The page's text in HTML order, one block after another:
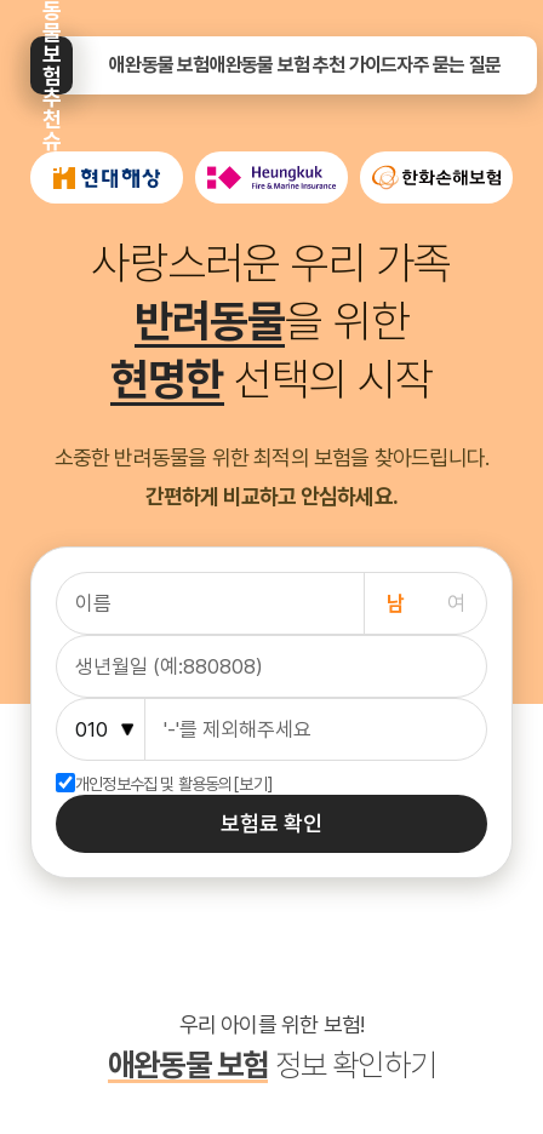
동
물
보
험
추
천
슈
업
애완동물 보험애완동물 보험 추천 가이드자주 묻는 질문
사랑스러운 우리 가족
반려동물을 위한
현명한선택의 시작
소중한 반려동물을 위한 최적의 보험을 찾아드립니다.
간편하게 비교하고 안심하세요.
남 여
개인정보수집 및 활용동의 [보기]
보험료 확인
우리 아이를 위한 보험!
애완동물 보험 정보 확인하기